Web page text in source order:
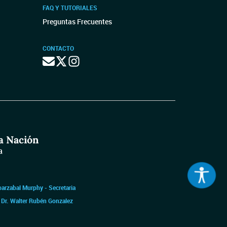
FAQ Y TUTORIALES
Preguntas Frecuentes
CONTACTO
Murphy - Secretaria
Dr. Walter Rubén Gonzalez